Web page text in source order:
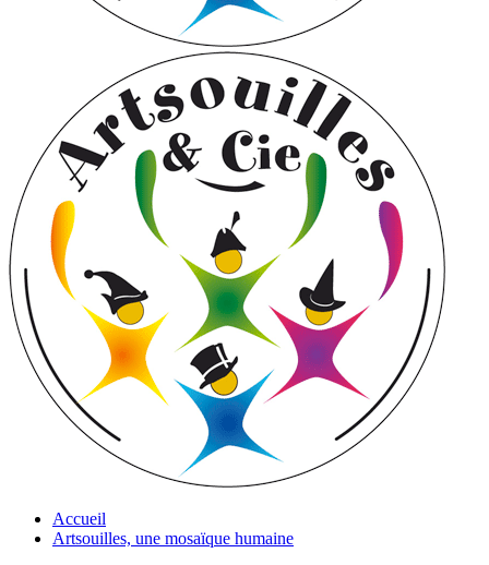
Accueil
Artsouilles, une mosaïque humaine